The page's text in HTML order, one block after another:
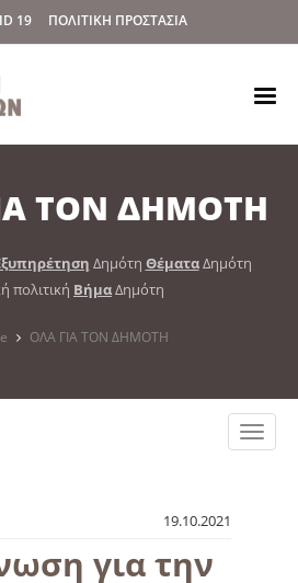
19 ΠΟΛΙΤΙΚΗ ΠΡΟΣΤΑΣΙΑ
ΤΟΝ ΔΗΜΟΤΗ
Δημότη ΘέματαΔημότη
πολιτική ΒήμαΔημότη
ΟΛΑ ΓΙΑ ΤΟΝ ΔΗΜΟΤΗ
Toggle
19.10.2021
για την